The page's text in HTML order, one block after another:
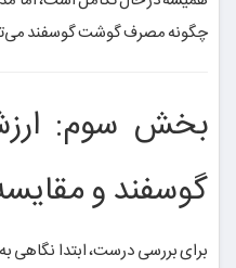
چگونه مصرف گوشت گوسفند
بخش سوم:
گوسفند و